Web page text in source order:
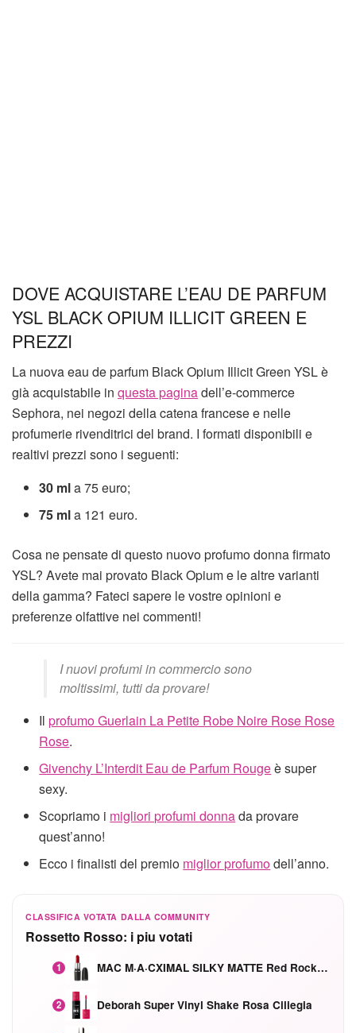
DOVE ACQUISTARE L’EAU DE PARFUM
YSL BLACK OPIUM ILLICIT GREEN E
PREZZI
La nuova eau de parfum Black Opium Illicit Green YSL è
già acquistabile in questa paginadell’e-commerce
Sephora, nei negozi della catena francese e nelle
profumerie rivenditrici del brand. I formati disponibili e
realtivi prezzi sono i seguenti:
30 mla 75 euro;
75 mla 121 euro.
Cosa ne pensate di questo nuovo profumo donna firmato
YSL? Avete mai provato Black Opium e le altre varianti
della gamma? Fateci sapere le vostre opinioni e
preferenze olfattive nei commenti!
I nuovi profumi in commercio sono
moltissimi, tutti da provare!
Ilprofumo Guerlain La Petite Robe Noire Rose Rose
Rose.
Givenchy L’Interdit Eau de Parfum Rougeè super
sexy.
Scopriamo i migliori profumi donnada provare
quest’anno!
Ecco i finalisti del premio miglior profumodell’anno.
CLASSIFICA VOTATA DALLA COMMUNITY
Rossetto Rosso: i piu votati
1 MAC M·A·CXIMAL SILKY MATTE Red Rock mat
2 Deborah Super Vinyl Shake Rosa Ciliegia